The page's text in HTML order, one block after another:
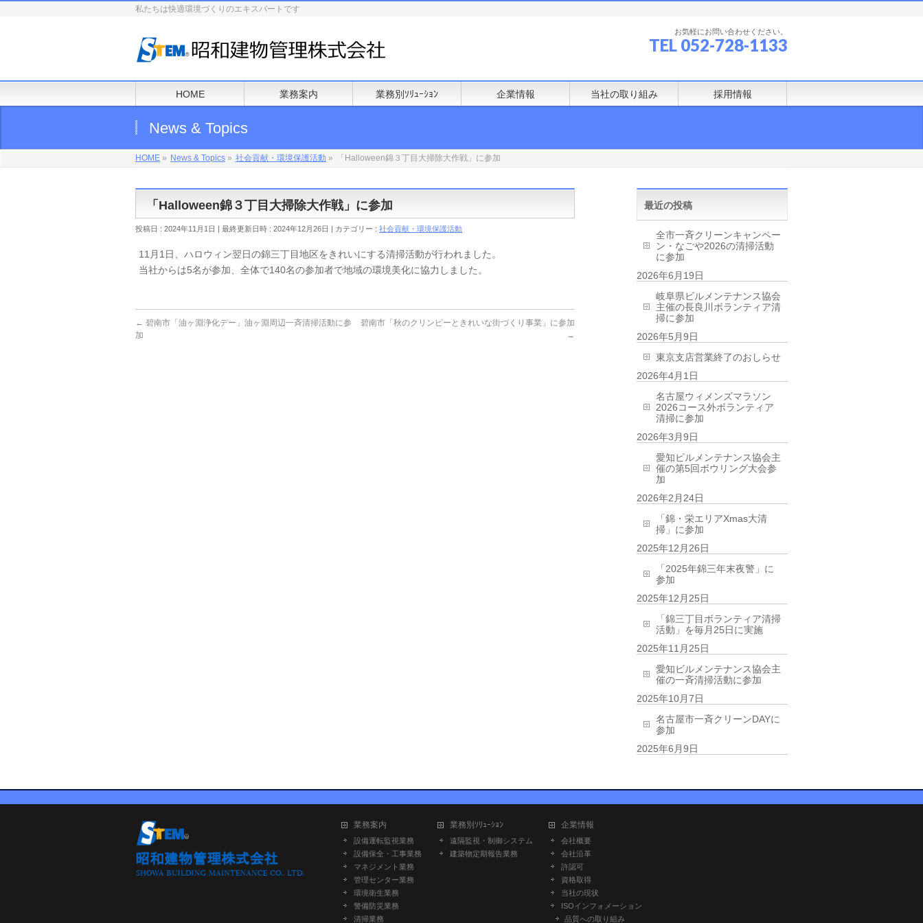
私たちは快適環境づくりのエキスパートです
お気軽にお問い合わせください。
TEL 052-728-1133
HOME 業務案内 業務別ｿﾘｭｰｼｮﾝ 企業情報 当社の取り組み 採用情報
News & Topics
HOME » News & Topics » 社会貢献・環境保護活動 » 「Halloween錦３丁目大掃除大作戦」に参加
「Halloween錦３丁目大掃除大作戦」に参加
投稿日 : 2024年11月1日 最終更新日時 : 2024年12月26日 カテゴリー : 社会貢献・環境保護活動
11月1日、ハロウィン翌日の錦三丁目地区をきれいにする清掃活動が行われました。
当社からは5名が参加、全体で140名の参加者で地域の環境美化に協力しました。
← 碧南市「油ヶ淵浄化デー」油ヶ淵周辺一斉清掃活動に参
加
碧南市「秋のクリンピーときれいな街づくり事業」に参加
→
最近の投稿
全市一斉クリーンキャンペー
ン・なごや2026の清掃活動
に参加
2026年6月19日
岐阜県ビルメンテナンス協会
主催の長良川ボランティア清
掃に参加
2026年5月9日
東京支店営業終了のおしらせ
2026年4月1日
名古屋ウィメンズマラソン
2026コース外ボランティア
清掃に参加
2026年3月9日
愛知ビルメンテナンス協会主
催の第5回ボウリング大会参
加
2026年2月24日
「錦・栄エリアXmas大清
掃」に参加
2025年12月26日
「2025年錦三年末夜警」に
参加
2025年12月25日
「錦三丁目ボランティア清掃
活動」を毎月25日に実施
2025年11月25日
愛知ビルメンテナンス協会主
催の一斉清掃活動に参加
2025年10月7日
名古屋市一斉クリーンDAYに
参加
2025年6月9日
業務案内
設備運転監視業務
設備保全・工事業務
マネジメント業務
管理センター業務
環境衛生業務
警備防災業務
清掃業務
業務別ｿﾘｭｰｼｮﾝ
遠隔監視・制御システム
建築物定期報告業務
企業情報
会社概要
会社沿革
許認可
資格取得
当社の現状
ISOインフォメーション
品質への取り組み